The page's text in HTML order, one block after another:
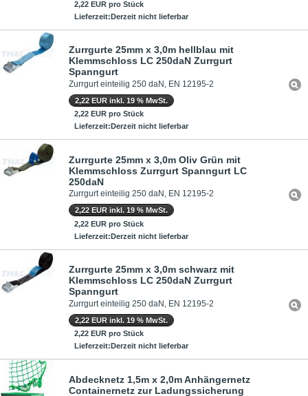
2,22 EUR pro Stück
Lieferzeit:Derzeit nicht lieferbar
Zurrgurte 25mm x 3,0m hellblau mit
Klemmschloss LC 250daN Zurrgurt
Spanngurt
Zurrgurt einteilig 250 daN, EN 12195-2
2,22 EUR inkl. 19 % MwSt.
2,22 EUR pro Stück
Lieferzeit:Derzeit nicht lieferbar
Zurrgurte 25mm x 3,0m Oliv Grün mit
Klemmschloss Zurrgurt Spanngurt LC
250daN
Zurrgurt einteilig 250 daN, EN 12195-2
2,22 EUR inkl. 19 % MwSt.
2,22 EUR pro Stück
Lieferzeit:Derzeit nicht lieferbar
Zurrgurte 25mm x 3,0m schwarz mit
Klemmschloss LC 250daN Zurrgurt
Spanngurt
Zurrgurt einteilig 250 daN, EN 12195-2
2,22 EUR inkl. 19 % MwSt.
2,22 EUR pro Stück
Lieferzeit:Derzeit nicht lieferbar
Abdecknetz 1,5m x 2,0m Anhängernetz
Containernetz zur Ladungssicherung